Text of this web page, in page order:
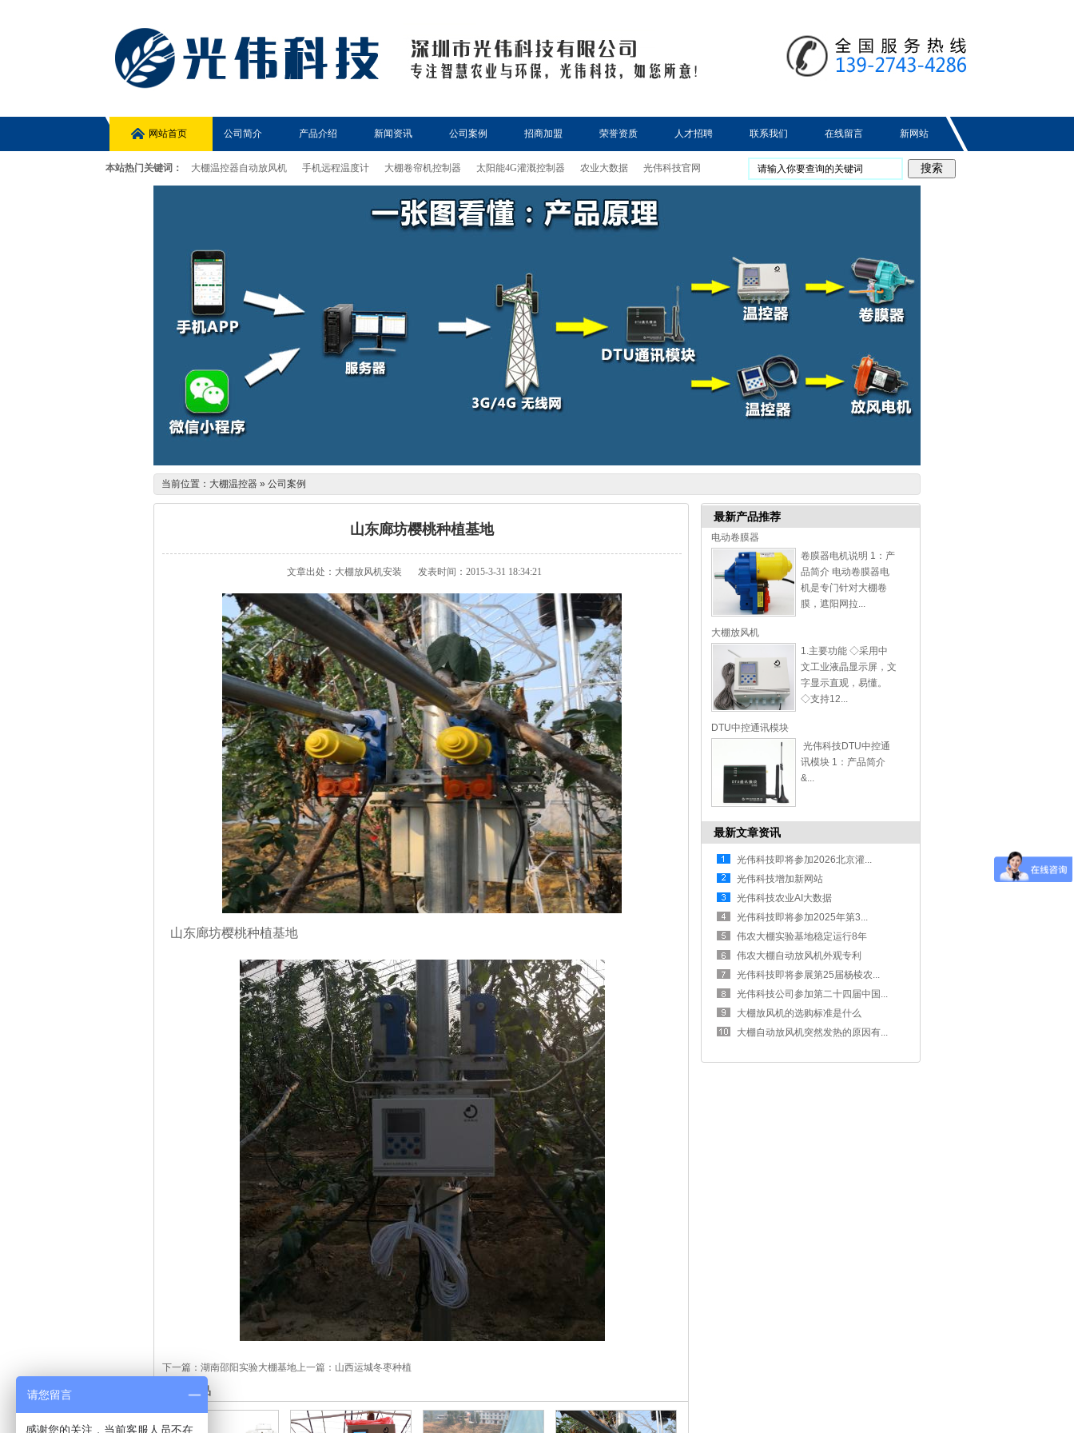
网站首页 公司简介 产品介绍 新闻资讯 公司案例 招商加盟 荣誉资质 人才招聘 联系我们 在线留言 新网站
本站热门关键词： 大棚温控器自动放风机 手机远程温度计 大棚卷帘机控制器 太阳能4G灌溉控制器 农业大数据 光伟科技官网
当前位置： 大棚温控器 » 公司案例
山东廊坊樱桃种植基地
文章出处： 大棚放风机安装 发表时间：2015-3-31 18:34:21
山东廊坊樱桃种植基地
下一篇： 湖南邵阳实验大棚基地上一篇： 山西运城冬枣种植
相关产品
最新产品推荐
电动卷膜器
卷膜器电机说明 1：产
品简介 电动卷膜器电
机是专门针对大棚卷
膜，遮阳网拉...
大棚放风机
1.主要功能 ◇采用中
文工业液晶显示屏，文
字显示直观，易懂。
◇支持12...
DTU中控通讯模块
光伟科技DTU中控通
讯模块 1：产品简介
&...
最新文章资讯
光伟科技即将参加2026北京灌...
光伟科技增加新网站
光伟科技农业AI大数据
光伟科技即将参加2025年第3...
伟农大棚实验基地稳定运行8年
伟农大棚自动放风机外观专利
光伟科技即将参展第25届杨棱农...
光伟科技公司参加第二十四届中国...
大棚放风机的选购标准是什么
大棚自动放风机突然发热的原因有...
请您留言
感谢您的关注，当前客服人员不在